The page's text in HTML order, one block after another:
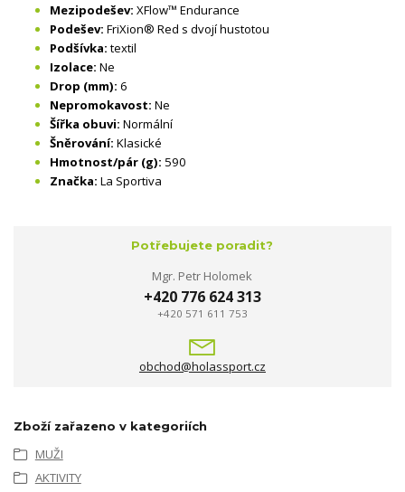
Mezipodešev: XFlow™ Endurance
Podešev: FriXion® Red s dvojí hustotou
Podšívka: textil
Izolace: Ne
Drop (mm): 6
Nepromokavost: Ne
Šířka obuvi: Normální
Šněrování: Klasické
Hmotnost/pár (g): 590
Značka: La Sportiva
Potřebujete poradit?
Mgr. Petr Holomek
+420 776 624 313
+420 571 611 753
obchod@holassport.cz
Zboží zařazeno v kategoriích
MUŽI
AKTIVITY